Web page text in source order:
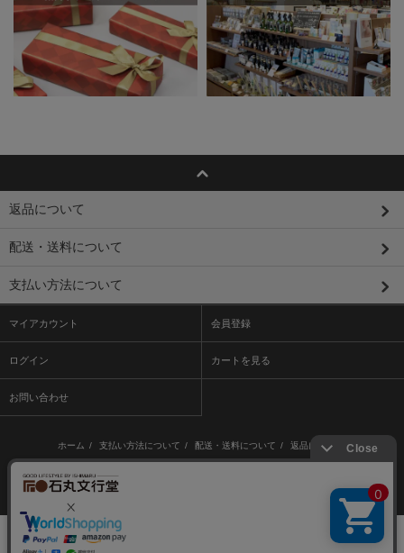
返品について
配送・送料について
支払い方法について
マイアカウント 会員登録
ログイン カートを見る
お問い合わせ
ホーム / 支払い方法について / 配送・送料について / 返品について
/
特定商取引法に基づく表記 / プライバシーポリシー / メルマガ登録・解除 / /